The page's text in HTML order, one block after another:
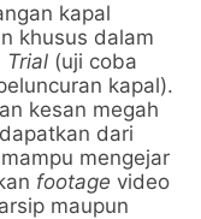
kapal
khusus dalam
Trial (uji coba
kapal).
kesan megah
dari
mengejar
footage video
maupun